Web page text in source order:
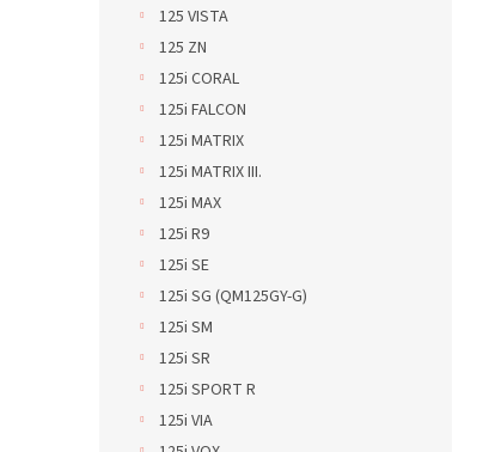
125 VISTA
125 ZN
125i CORAL
125i FALCON
125i MATRIX
125i MATRIX III.
125i MAX
125i R9
125i SE
125i SG (QM125GY-G)
125i SM
125i SR
125i SPORT R
125i VIA